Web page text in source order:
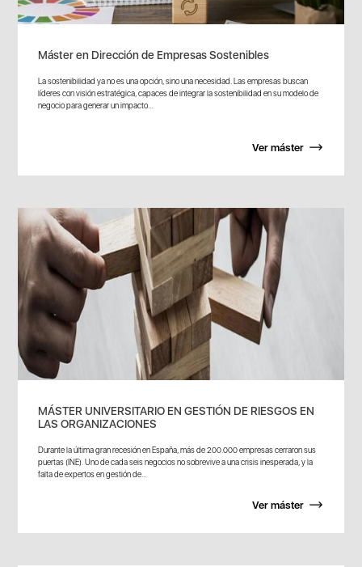
Máster en Dirección de Empresas Sostenibles
La sostenibilidad ya no es una opción, sino una necesidad. Las empresas buscan
líderes con visión estratégica, capaces de integrar la sostenibilidad en su modelo de
negocio para generar un impacto...
Ver máster
MÁSTER UNIVERSITARIO EN GESTIÓN DE RIESGOS EN
LAS ORGANIZACIONES
Durante la última gran recesión en España, más de 200.000 empresas cerraron sus
puertas (INE). Uno de cada seis negocios no sobrevive a una crisis inesperada, y la
falta de expertos en gestión de...
Ver máster